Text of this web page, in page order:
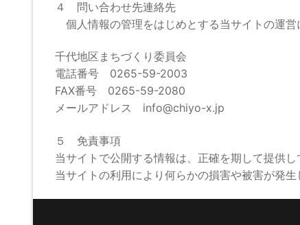
４ 問い合わせ先連絡先
個人情報の管理をはじめとする当サイトの運営
千代地区まちづくり委員会
電話番号 0265-59-2003
FAX番号 0265-59-2080
メールアドレス info@chiyo-x.jp
５ 免責事項
当サイトで公開する情報は、正確を期して提供
当サイトの利用により何らかの損害や被害が発